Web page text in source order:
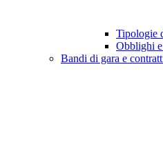
Tipologie
Obblighi
Bandi di gara e